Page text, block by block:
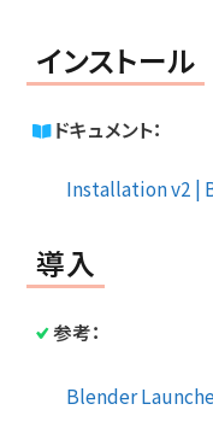
インストール
ドキュメント：
Installation v2 |
導入
参考：
Blender